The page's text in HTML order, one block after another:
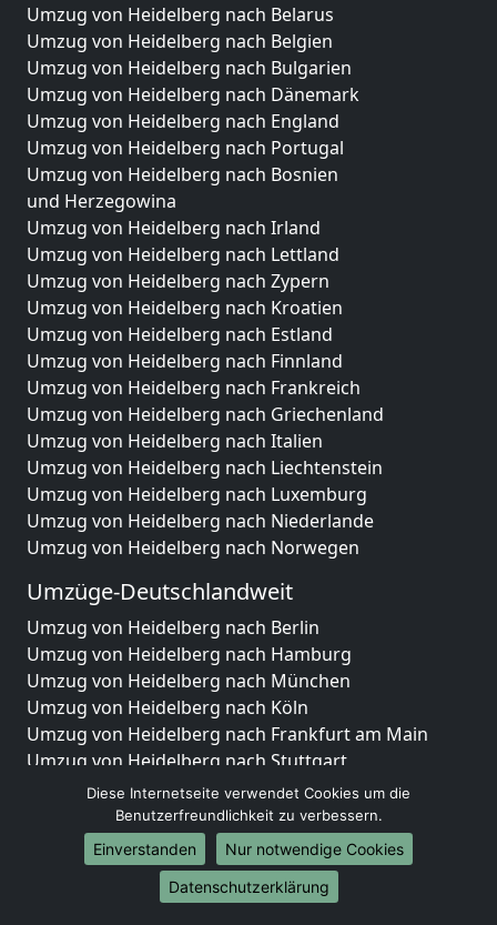
Umzug von Heidelberg nach Belarus
Umzug von Heidelberg nach Belgien
Umzug von Heidelberg nach Bulgarien
Umzug von Heidelberg nach Dänemark
Umzug von Heidelberg nach England
Umzug von Heidelberg nach Portugal
Umzug von Heidelberg nach Bosnien
und Herzegowina
Umzug von Heidelberg nach Irland
Umzug von Heidelberg nach Lettland
Umzug von Heidelberg nach Zypern
Umzug von Heidelberg nach Kroatien
Umzug von Heidelberg nach Estland
Umzug von Heidelberg nach Finnland
Umzug von Heidelberg nach Frankreich
Umzug von Heidelberg nach Griechenland
Umzug von Heidelberg nach Italien
Umzug von Heidelberg nach Liechtenstein
Umzug von Heidelberg nach Luxemburg
Umzug von Heidelberg nach Niederlande
Umzug von Heidelberg nach Norwegen
Umzüge-Deutschlandweit
Umzug von Heidelberg nach Berlin
Umzug von Heidelberg nach Hamburg
Umzug von Heidelberg nach München
Umzug von Heidelberg nach Köln
Umzug von Heidelberg nach Frankfurt am Main
Umzug von Heidelberg nach Stuttgart
Umzug von Heidelberg nach Düsseldorf
Umzug von Heidelberg nach Leipzig
Umzug von Heidelberg nach Dortmund
Umzug von Heidelberg nach Essen
Umzug von Heidelberg nach Bremen
Diese Internetseite verwendet Cookies um die
Benutzerfreundlichkeit zu verbessern.
Einverstanden
Nur notwendige Cookies
Datenschutzerklärung